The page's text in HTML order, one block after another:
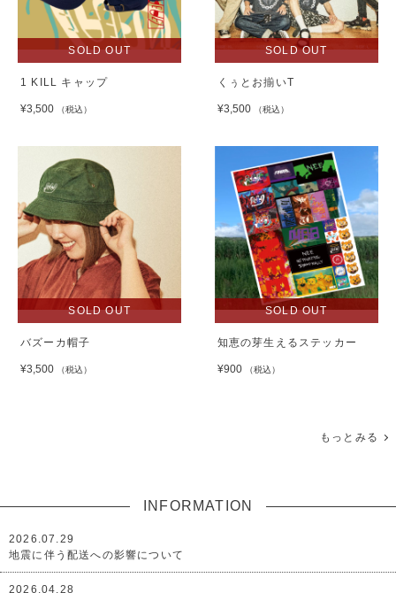
SOLD OUT
1 KILL キャップ
¥3,500 （税込）
SOLD OUT
くぅとお揃いT
¥3,500 （税込）
SOLD OUT
バズーカ帽子
¥3,500 （税込）
SOLD OUT
知恵の芽生えるステッカー
¥900 （税込）
もっとみる
INFORMATION
2026.07.29
地震に伴う配送への影響について
2026.04.28